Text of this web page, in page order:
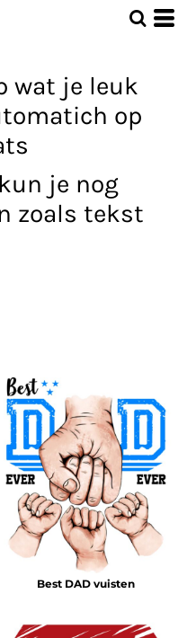
wat je leuk
op
je nog
zoals tekst
Best DAD vuisten